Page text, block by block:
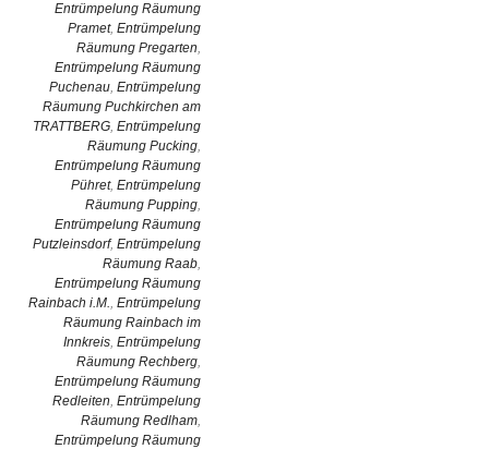
Entrümpelung Räumung
Pramet, Entrümpelung
Räumung Pregarten,
Entrümpelung Räumung
Puchenau, Entrümpelung
Räumung Puchkirchen am
TRATTBERG, Entrümpelung
Räumung Pucking,
Entrümpelung Räumung
Pühret, Entrümpelung
Räumung Pupping,
Entrümpelung Räumung
Putzleinsdorf, Entrümpelung
Räumung Raab,
Entrümpelung Räumung
Rainbach i.M., Entrümpelung
Räumung Rainbach im
Innkreis, Entrümpelung
Räumung Rechberg,
Entrümpelung Räumung
Redleiten, Entrümpelung
Räumung Redlham,
Entrümpelung Räumung